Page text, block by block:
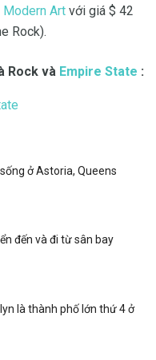
Art với giá $ 42
Rock).
Rock và Empire State :
ở Astoria, Queens
đến và đi từ sân bay
là thành phố lớn thứ 4 ở